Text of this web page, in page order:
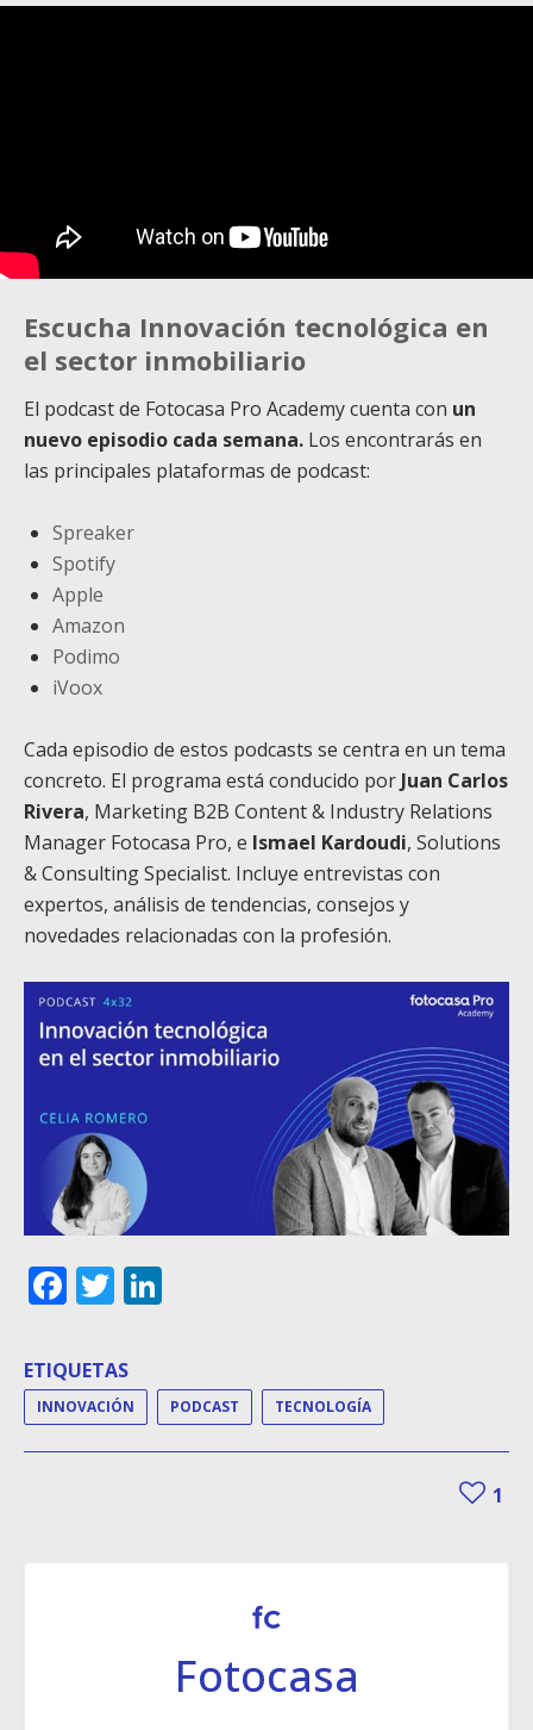
Escucha Innovación tecnológica en
el sector inmobiliario
El podcast de Fotocasa Pro Academy cuenta con un
nuevo episodio cada semana. Los encontrarás en
las principales plataformas de podcast:
Spreaker
Spotify
Apple
Amazon
Podimo
iVoox
Cada episodio de estos podcasts se centra en un tema
concreto. El programa está conducido por Juan Carlos
Rivera, Marketing B2B Content & Industry Relations
Manager Fotocasa Pro, e Ismael Kardoudi, Solutions
& Consulting Specialist. Incluye entrevistas con
expertos, análisis de tendencias, consejos y
novedades relacionadas con la profesión.
Facebook
Twitter
ETIQUETAS
INNOVACIÓN PODCAST TECNOLOGÍA
1
Fotocasa